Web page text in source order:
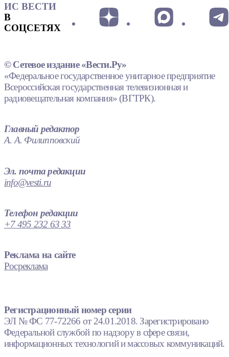
ИС ВЕСТИ
В
СОЦСЕТЯХ
© Сетевое издание «Вести.Ру»
«Федеральное государственное унитарное предприятие
Всероссийская государственная телевизионная и
радиовещательная компания» (ВГТРК).
Главный редактор
А. А. Филипповский
Эл. почта редакции
info@vesti.ru
Телефон редакции
+7 495 232 63 33
Реклама на сайте
Росреклама
Регистрационный номер серии
ЭЛ № ФС 77-72266 от 24.01.2018. Зарегистрировано
Федеральной службой по надзору в сфере связи,
информационных технологий и массовых коммуникаций.